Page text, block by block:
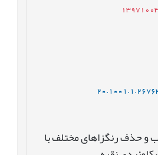
و حذف رنگزاهای مختلف با